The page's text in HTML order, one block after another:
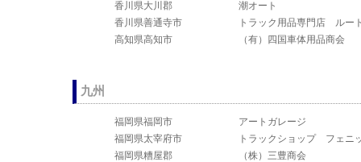
香川県大川郡
潮オート
香川県善通寺市
トラック用品専門店 ルー
高知県高知市
（有）四国車体用品商会
九州
福岡県福岡市
アートガレージ
福岡県太宰府市
トラックショップ フェニ
福岡県糟屋郡
（株）三豊商会